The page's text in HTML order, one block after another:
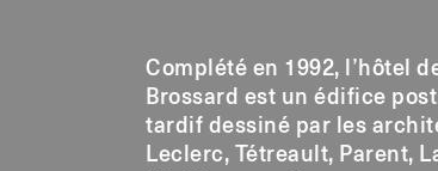
Complété en 1992, l’hôtel
Brossard est un édifice
tardif dessiné par les
Leclerc, Tétreault, Parent,